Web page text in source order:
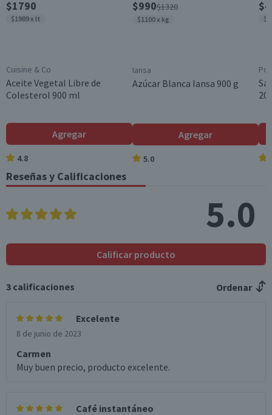
portionsByContain
Chile
$1790
$1989 x lt
Cuisine & Co
Aceite Vegetal Libre de
Colesterol 900 ml
Agregar
4.8
$990$1320
$1100 x kg
Iansa
Azúcar Blanca Iansa 900 g
Agregar
5.0
Reseñas y Calificaciones
5.0
Calificar producto
3 calificaciones Ordenar
Excelente
8 de junio de 2023
Carmen
Muy buen precio, producto excelente.
Café instantáneo